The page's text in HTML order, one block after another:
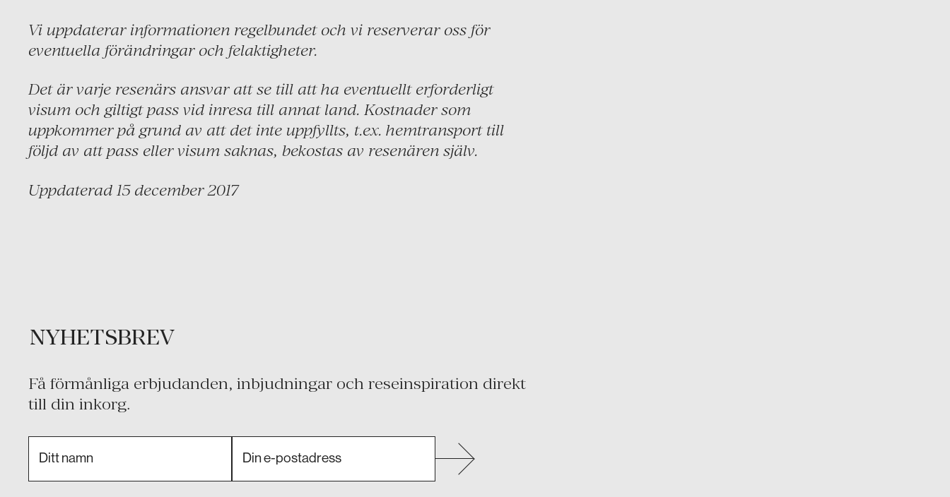
Vi uppdaterar informationen regelbundet och vi reserverar oss för
eventuella förändringar och felaktigheter.
Det är varje resenärs ansvar att se till att ha eventuellt erforderligt
visum och giltigt pass vid inresa till annat land. Kostnader som
uppkommer på grund av att det inte uppfyllts, t.ex. hemtransport till
följd av att pass eller visum saknas, bekostas av resenären själv.
Uppdaterad 15 december 2017
NYHETSBREV
Få förmånliga erbjudanden, inbjudningar och reseinspiration direkt
till din inkorg.